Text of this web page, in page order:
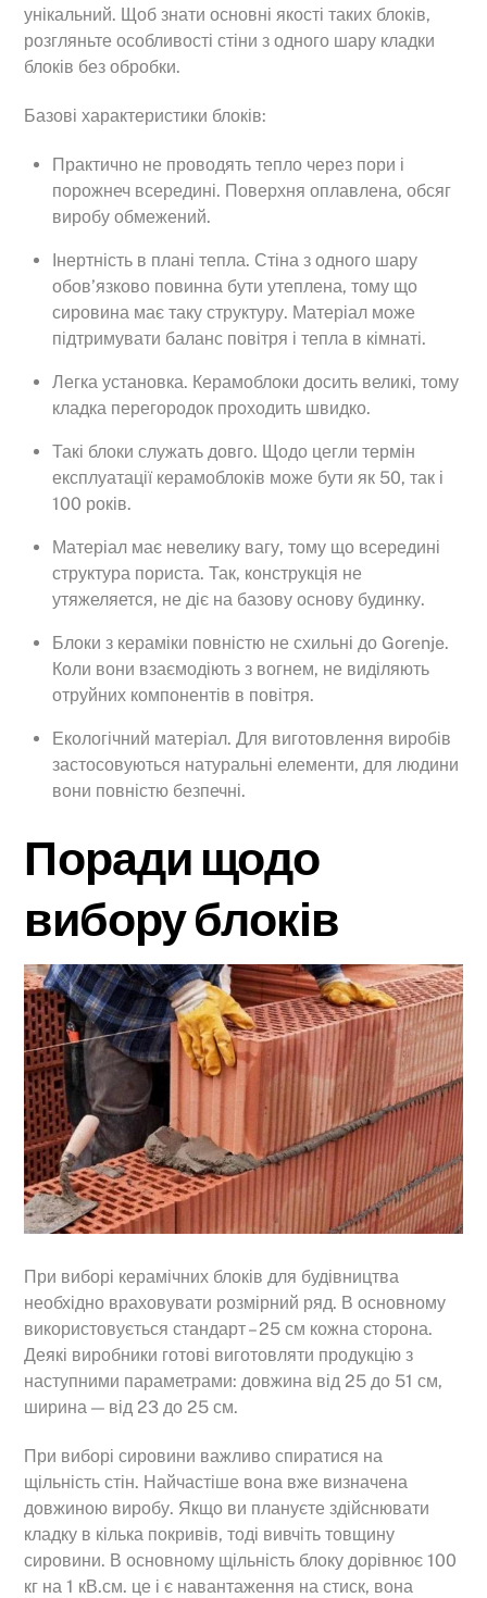
унікальний. Щоб знати основні якості таких блоків,
розгляньте особливості стіни з одного шару кладки
блоків без обробки.
Базові характеристики блоків:
Практично не проводять тепло через пори і
порожнеч всередині. Поверхня оплавлена, обсяг
виробу обмежений.
Інертність в плані тепла. Стіна з одного шару
обов’язково повинна бути утеплена, тому що
сировина має таку структуру. Матеріал може
підтримувати баланс повітря і тепла в кімнаті.
Легка установка. Керамоблоки досить великі, тому
кладка перегородок проходить швидко.
Такі блоки служать довго. Щодо цегли термін
експлуатації керамоблоків може бути як 50, так і
100 років.
Матеріал має невелику вагу, тому що всередині
структура пориста. Так, конструкція не
утяжеляется, не діє на базову основу будинку.
Блоки з кераміки повністю не схильні до Gorenje.
Коли вони взаємодіють з вогнем, не виділяють
отруйних компонентів в повітря.
Екологічний матеріал. Для виготовлення виробів
застосовуються натуральні елементи, для людини
вони повністю безпечні.
Поради щодо
вибору блоків
При виборі керамічних блоків для будівництва
необхідно враховувати розмірний ряд. В основному
використовується стандарт – 25 см кожна сторона.
Деякі виробники готові виготовляти продукцію з
наступними параметрами: довжина від 25 до 51 см,
ширина — від 23 до 25 см.
При виборі сировини важливо спиратися на
щільність стін. Найчастіше вона вже визначена
довжиною виробу. Якщо ви плануєте здійснювати
кладку в кілька покривів, тоді вивчіть товщину
сировини. В основному щільність блоку дорівнює 100
кг на 1 кВ.см. це і є навантаження на стиск, вона